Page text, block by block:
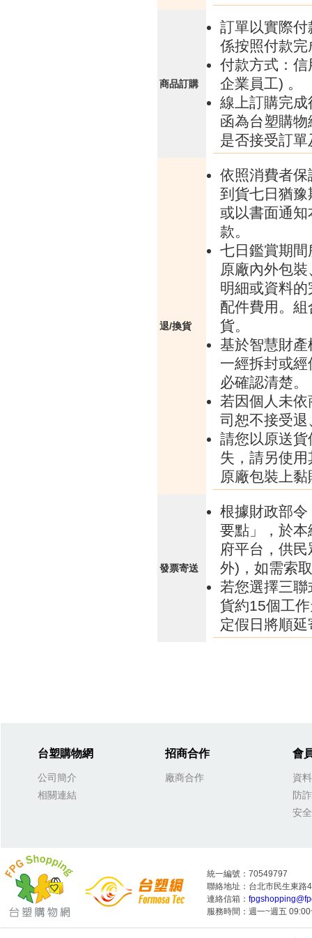
商品訂購
訂單以實際
係按照付款
付款方式：
企業員工) 。
線上訂購完
函為台塑購
是否接受訂
退/換貨
依照消費者
到貨七日猶
或以書面通
款。
七日鑑賞期
原廠內外包
明細或資料
配件費用。
貨。
基於智慧財
一經拆封或
必確認清楚。
若因個人未
司恕不接受
請您以原送
失，請另使
原廠包裝上
發票寄送
根據財政部
要點」，於
府平台，供
外)，如需索
若您選擇三
貨約15個工
定假日將順延
台塑購物網
公司簡介
相關連結
招商合作
廠商合作
會
資
防
安
統一編號：70549797
聯絡地址：台北市民生東路
連絡信箱：
服務時間：週一~週五